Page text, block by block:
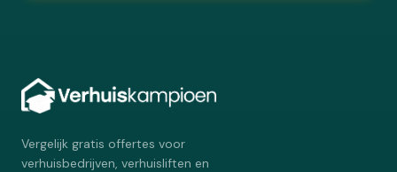
Vergelijk gratis offertes voor
verhuisbedrijven, verhuisliften en